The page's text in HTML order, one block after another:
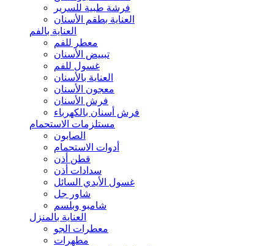
فرشة طبية للسرير
العناية بطقم الأسنان
العناية بالفم
معطر للفم
تبييض الأسنان
غسول للفم
العناية بالأسنان
معجون الأسنان
فرش الأسنان
فرش أسنان بالكهرباء
مستلزمات الاستحمام
الصابون
أدوات الاستحمام
قطن أذن
سدادات أذن
غسول الأيدي السائل
شاور جل
شامبو وبلسم
العناية بالمنزل
معطرات الجو
مطهرات